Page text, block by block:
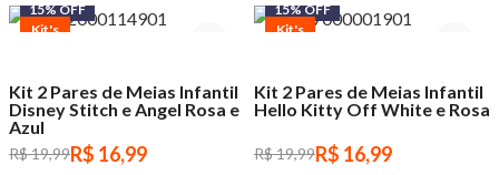
15% OFF
Kit's
Kit 2 Pares de Meias Infantil
Disney Stitch e Angel Rosa e
Azul
R$ 19,99R$ 16,99
15% OFF
Kit's
Kit 2 Pares de Meias Infantil
Hello Kitty Off White e Rosa
R$ 19,99R$ 16,99